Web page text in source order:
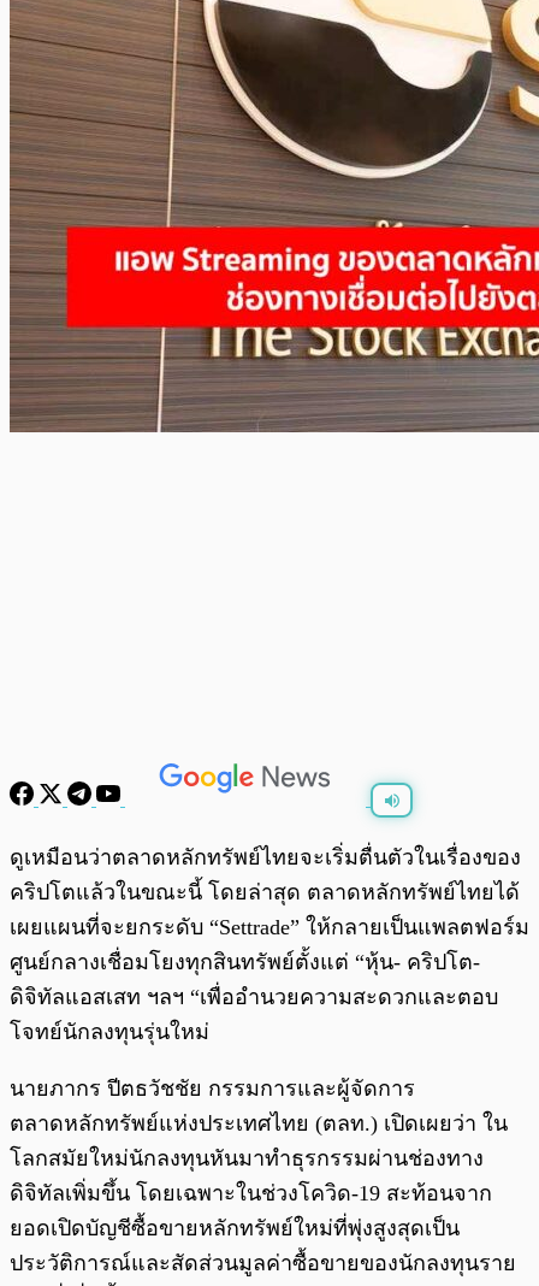
พร้อมเล่น 0:00 /0:00
ดูเหมือนว่าตลาดหลักทรัพย์ไทยจะเริ่มตื่นตัวในเรื่องของ
คริปโตแล้วในขณะนี้ โดยล่าสุด ตลาดหลักทรัพย์ไทยได้
เผยแผนที่จะยกระดับ “Settrade” ให้กลายเป็นแพลตฟอร์ม
ศูนย์กลางเชื่อมโยงทุกสินทรัพย์ตั้งแต่ “หุ้น- คริปโต-
ดิจิทัลแอสเสท ฯลฯ “เพื่ออำนวยความสะดวกและตอบ
โจทย์นักลงทุนรุ่นใหม่
นายภากร ปีตธวัชชัย กรรมการและผู้จัดการ
ตลาดหลักทรัพย์แห่งประเทศไทย (ตลท.) เปิดเผยว่า ใน
โลกสมัยใหม่นักลงทุนหันมาทำธุรกรรมผ่านช่องทาง
ดิจิทัลเพิ่มขึ้น โดยเฉพาะในช่วงโควิด-19 สะท้อนจาก
ยอดเปิดบัญชีซื้อขายหลักทรัพย์ใหม่ที่พุ่งสูงสุดเป็น
ประวัติการณ์และสัดส่วนมูลค่าซื้อขายของนักลงทุนราย